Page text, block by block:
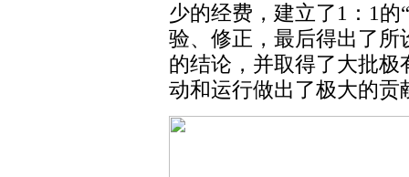
少的经费，建立了1：1
验、修正，最后得出了
的结论，并取得了大批
动和运行做出了极大的贡